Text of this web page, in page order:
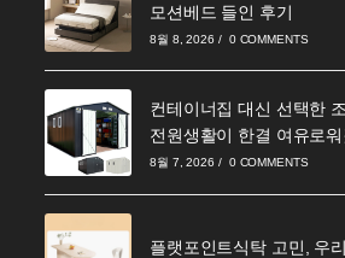
모션베드 들인 후기
8월 8, 2026 / 0 COMMENTS
컨테이너집 대신 선택한
전원생활이 한결 여유로
8월 7, 2026 / 0 COMMENTS
플랫포인트식탁 고민, 우